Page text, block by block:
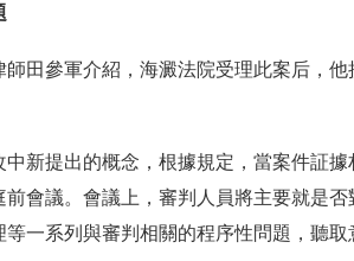
參軍介紹，海澱法院受理此案后，他
提出的概念，根據規定，當案件証據
會議。會議上，審判人員將主要就是
一系列與審判相關的程序性問題，聽取